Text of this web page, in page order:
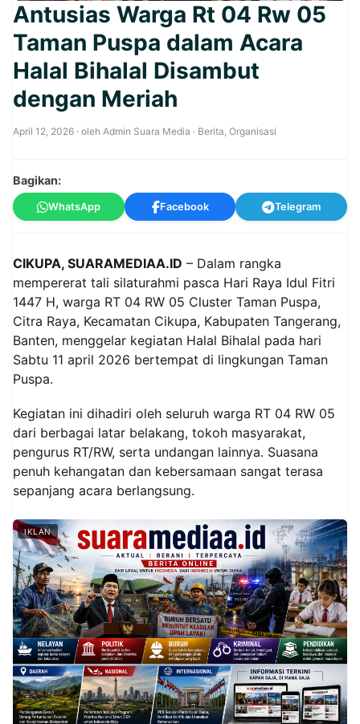
Antusias Warga Rt 04 Rw 05
Taman Puspa dalam Acara
Halal Bihalal Disambut
dengan Meriah
April 12, 2026 · oleh Admin Suara Media · Berita, Organisasi
Bagikan:
WhatsApp Facebook Telegram
CIKUPA, SUARAMEDIAA.ID – Dalam rangka
mempererat tali silaturahmi pasca Hari Raya Idul Fitri
1447 H, warga RT 04 RW 05 Cluster Taman Puspa,
Citra Raya, Kecamatan Cikupa, Kabupaten Tangerang,
Banten, menggelar kegiatan Halal Bihalal pada hari
Sabtu 11 april 2026 bertempat di lingkungan Taman
Puspa.
Kegiatan ini dihadiri oleh seluruh warga RT 04 RW 05
dari berbagai latar belakang, tokoh masyarakat,
pengurus RT/RW, serta undangan lainnya. Suasana
penuh kehangatan dan kebersamaan sangat terasa
sepanjang acara berlangsung.
IKLAN